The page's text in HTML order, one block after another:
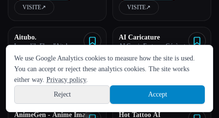
LANGUE
English español Français Русский 简体中文
Hindi
Sign up
VISITE↗︎
artistique de pointe basée sur l'IA.
VISITE↗︎
Aitubo.
Le modèle Flux d'Aitubo : une
technologie révolutionnaire de
Plus de détails →
VISITE↗︎
AI Caricature
AI Comic Factory - Génère ta bande
Plus de détails →
VISITE↗︎
AnimeGen - Anime Image Hot Tattoo AI
We use Google Analytics cookies to measure how the site is used.
You can accept or reject these analytics cookies. The site works
either way. Privacy policy.
Reject
Accept